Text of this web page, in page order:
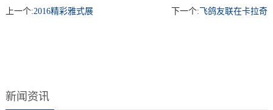
上一个:2016精彩雅式展 下一个: 飞鸽友联在卡拉奇
新闻资讯